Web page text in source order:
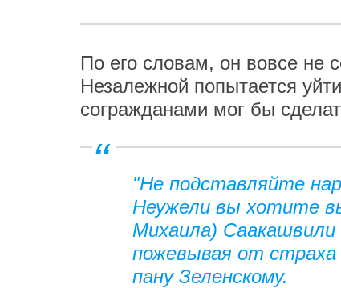
По его словам, он вовсе не
Незалежной попытается
согражданами мог бы
"Не подставляйте
Неужели вы хотите
Михаила)
пожевывая от страха
пану Зеленскому.